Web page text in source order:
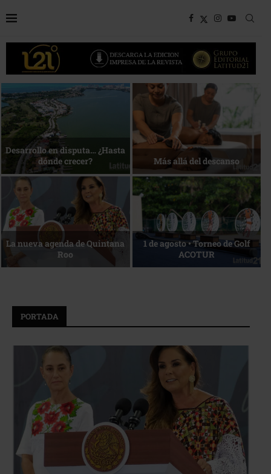
Bottega, un viaje servido a la
mesa
Energía que Impulsa la
competitividad
Reconocimiento de viajeros La esencia del servicio
PORTADA